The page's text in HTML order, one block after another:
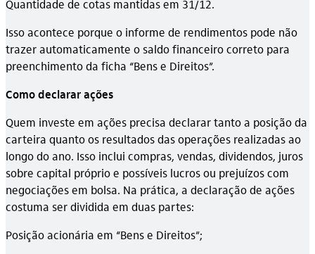
Quantidade de cotas mantidas em 31/12.
Isso acontece porque o informe de rendimentos pode não
trazer automaticamente o saldo financeiro correto para
preenchimento da ficha “Bens e Direitos”.
Como declarar ações
Quem investe em ações precisa declarar tanto a posição da
carteira quanto os resultados das operações realizadas ao
longo do ano. Isso inclui compras, vendas, dividendos, juros
sobre capital próprio e possíveis lucros ou prejuízos com
negociações em bolsa. Na prática, a declaração de ações
costuma ser dividida em duas partes:
Posição acionária em “Bens e Direitos”;